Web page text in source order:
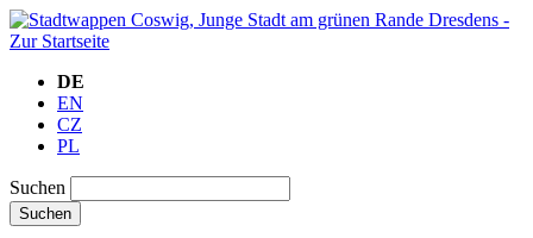
DE
EN
CZ
PL
Suchen
Suchen